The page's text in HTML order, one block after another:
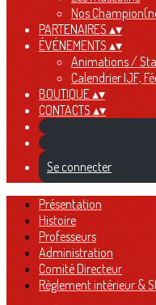
Nos
PARTENAIRES ▴▾
ÉVÉNEMENTS ▴▾
Animations /
Calendrier IJF,
BOUTIQUE▴▾
CONTACTS ▴▾
Se connecter
Présentation
Histoire
Professeurs
Administration
Comité Directeur
Règlement intérieur &